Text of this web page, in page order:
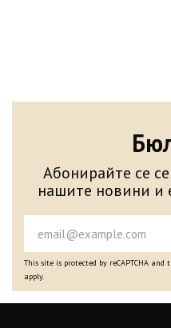
Абонирайте се
нашите новини и
This site is protected by reCAPTCHA and
apply.